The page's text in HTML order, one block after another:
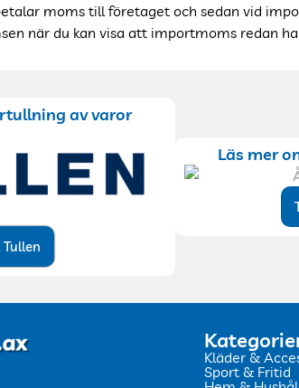
moms till företaget och sedan vid
när du kan visa att importmoms redan
av varor
Läs mer
Kläder &
Sport & Fritid